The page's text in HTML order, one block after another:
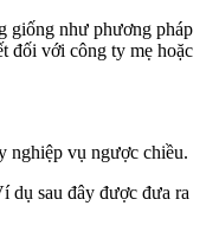
giống như phương pháp
đối với công ty mẹ hoặc
nghiệp vụ ngược chiều.
dụ sau đây được đưa ra